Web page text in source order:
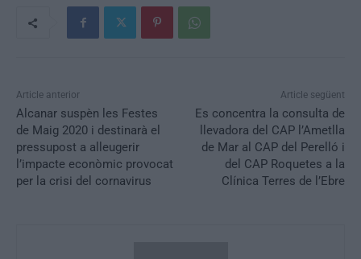
Article anterior
Alcanar suspèn les Festes
de Maig 2020 i destinarà el
pressupost a alleugerir
l’impacte econòmic provocat
per la crisi del cornavirus
Article següent
Es concentra la consulta de
llevadora del CAP l’Ametlla
de Mar al CAP del Perelló i
del CAP Roquetes a la
Clínica Terres de l’Ebre